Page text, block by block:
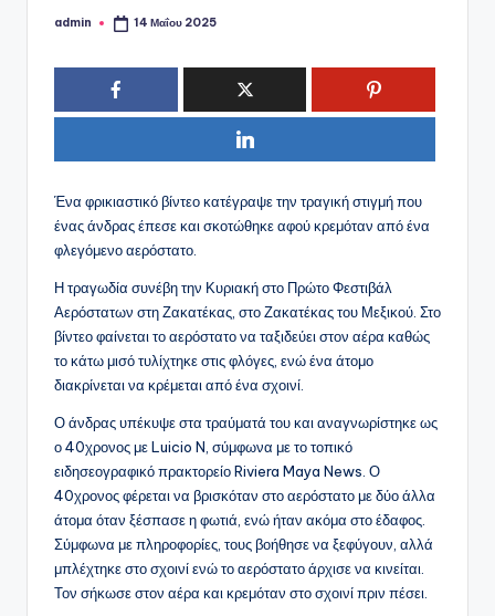
Συγγραφέας:
admin 14 Μαΐου 2025
Ένα φρικιαστικό βίντεο κατέγραψε την τραγική στιγμή που
ένας άνδρας έπεσε και σκοτώθηκε αφού κρεμόταν από ένα
φλεγόμενο αερόστατο.
Η τραγωδία συνέβη την Κυριακή στο Πρώτο Φεστιβάλ
Αερόστατων στη Ζακατέκας, στο Ζακατέκας του Μεξικού. Στο
βίντεο φαίνεται το αερόστατο να ταξιδεύει στον αέρα καθώς
το κάτω μισό τυλίχτηκε στις φλόγες, ενώ ένα άτομο
διακρίνεται να κρέμεται από ένα σχοινί.
Ο άνδρας υπέκυψε στα τραύματά του και αναγνωρίστηκε ως
ο 40χρονος με Luicio N, σύμφωνα με το τοπικό
ειδησεογραφικό πρακτορείο Riviera Maya News. Ο
40χρονος φέρεται να βρισκόταν στο αερόστατο με δύο άλλα
άτομα όταν ξέσπασε η φωτιά, ενώ ήταν ακόμα στο έδαφος.
Σύμφωνα με πληροφορίες, τους βοήθησε να ξεφύγουν, αλλά
μπλέχτηκε στο σχοινί ενώ το αερόστατο άρχισε να κινείται.
Τον σήκωσε στον αέρα και κρεμόταν στο σχοινί πριν πέσει.